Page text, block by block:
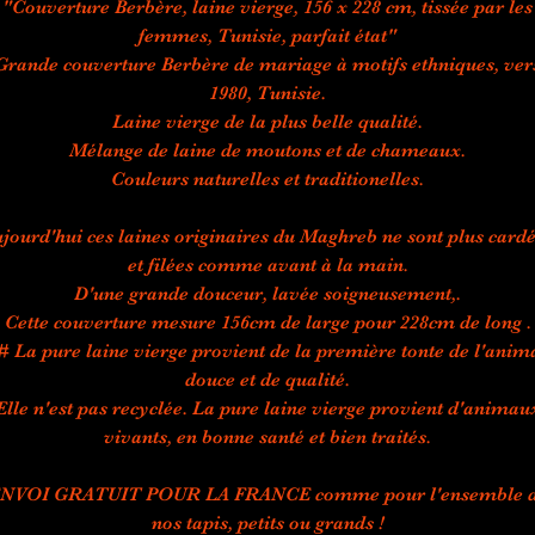
"Couverture Berbère, laine vierge, 156 x 228 cm, tissée par les
femmes, Tunisie, parfait état"
couverture Berbère de mariage à motifs ethniques,
1980, Tunisie.
Laine vierge de la plus belle qualité.
Mélange de laine de moutons et de chameaux.
Couleurs naturelles et traditionelles.
ces laines originaires du Maghreb ne sont plus
et filées comme avant à la main.
D'une grande douceur, lavée soigneusement,.
Cette couverture mesure 156cm de large pour 228cm de long .
La pure laine vierge provient de la première tonte de
douce et de qualité.
n'est pas recyclée. La pure laine vierge provient
vivants, en bonne santé et bien traités.
GRATUIT POUR LA FRANCE comme pour l'ensemble
nos tapis, petits ou grands !